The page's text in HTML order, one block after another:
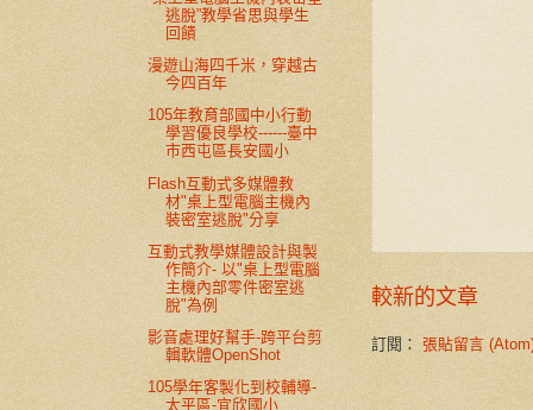
較新的文章
訂閱： 張貼留言
逃脫”教學省思與學生
回饋
漫遊山海四千米，穿越古
今四百年
105年教育部國中小行動
學習優良學校------臺中
市西屯區長安國小
Flash互動式多媒體教
材"桌上型電腦主機內
裝密室逃脫"分享
互動式教學媒體設計與製
作簡介- 以"桌上型電腦
主機內部零件密室逃
脫"為例
影音處理好幫手-跨平台剪
輯軟體OpenShot
105學年客製化到校輔導-
太平區-宜欣國小